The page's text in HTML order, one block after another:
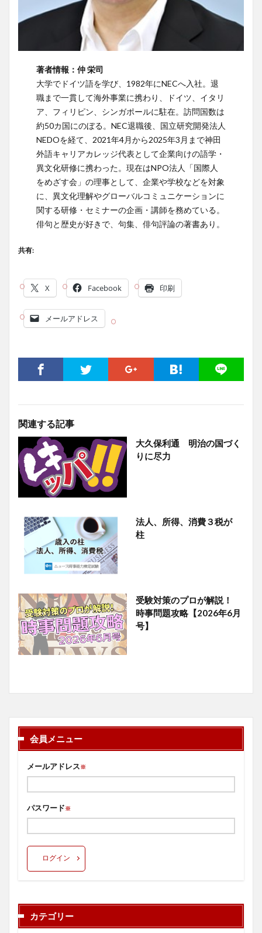
著者情報：仲 栄司
大学でドイツ語を学び、1982年にNECへ入社。退
職まで一貫して海外事業に携わり、ドイツ、イタリ
ア、フィリピン、シンガポールに駐在。訪問国数は
約50カ国にのぼる。NEC退職後、国立研究開発法人
NEDOを経て、2021年4月から2025年3月まで神田
外語キャリアカレッジ代表として企業向けの語学・
異文化研修に携わった。現在はNPO法人「国際人
をめざす会」の理事として、企業や学校などを対象
に、異文化理解やグローバルコミュニケーションに
関する研修・セミナーの企画・講師を務めている。
俳句と歴史が好きで、句集、俳句評論の著書あり。
共有:
X Facebook 印刷
メールアドレス
関連する記事
大久保利通 明治の国づく
りに尽力
法人、所得、消費３税が
柱
受験対策のプロが解説！
時事問題攻略【2026年6月
号】
会員メニュー
メールアドレス※
パスワード※
ログイン
カテゴリー